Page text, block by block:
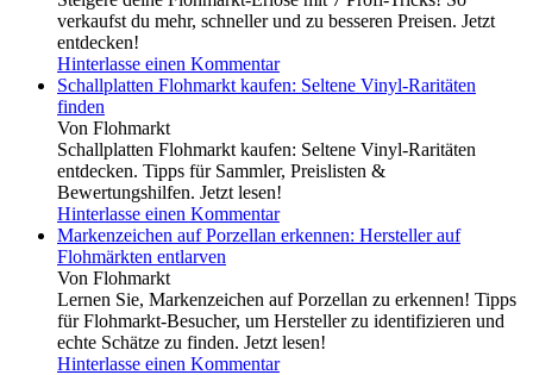
verkaufst du mehr, schneller und zu besseren Preisen. Jetzt
entdecken!
Hinterlasse einen Kommentar
Schallplatten Flohmarkt kaufen: Seltene Vinyl-Raritäten
finden
Von Flohmarkt
Schallplatten Flohmarkt kaufen: Seltene Vinyl-Raritäten
entdecken. Tipps für Sammler, Preislisten &
Bewertungshilfen. Jetzt lesen!
Hinterlasse einen Kommentar
Markenzeichen auf Porzellan erkennen: Hersteller auf
Flohmärkten entlarven
Von Flohmarkt
Lernen Sie, Markenzeichen auf Porzellan zu erkennen! Tipps
für Flohmarkt-Besucher, um Hersteller zu identifizieren und
echte Schätze zu finden. Jetzt lesen!
Hinterlasse einen Kommentar